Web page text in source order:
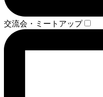
交流会・ミートアップ